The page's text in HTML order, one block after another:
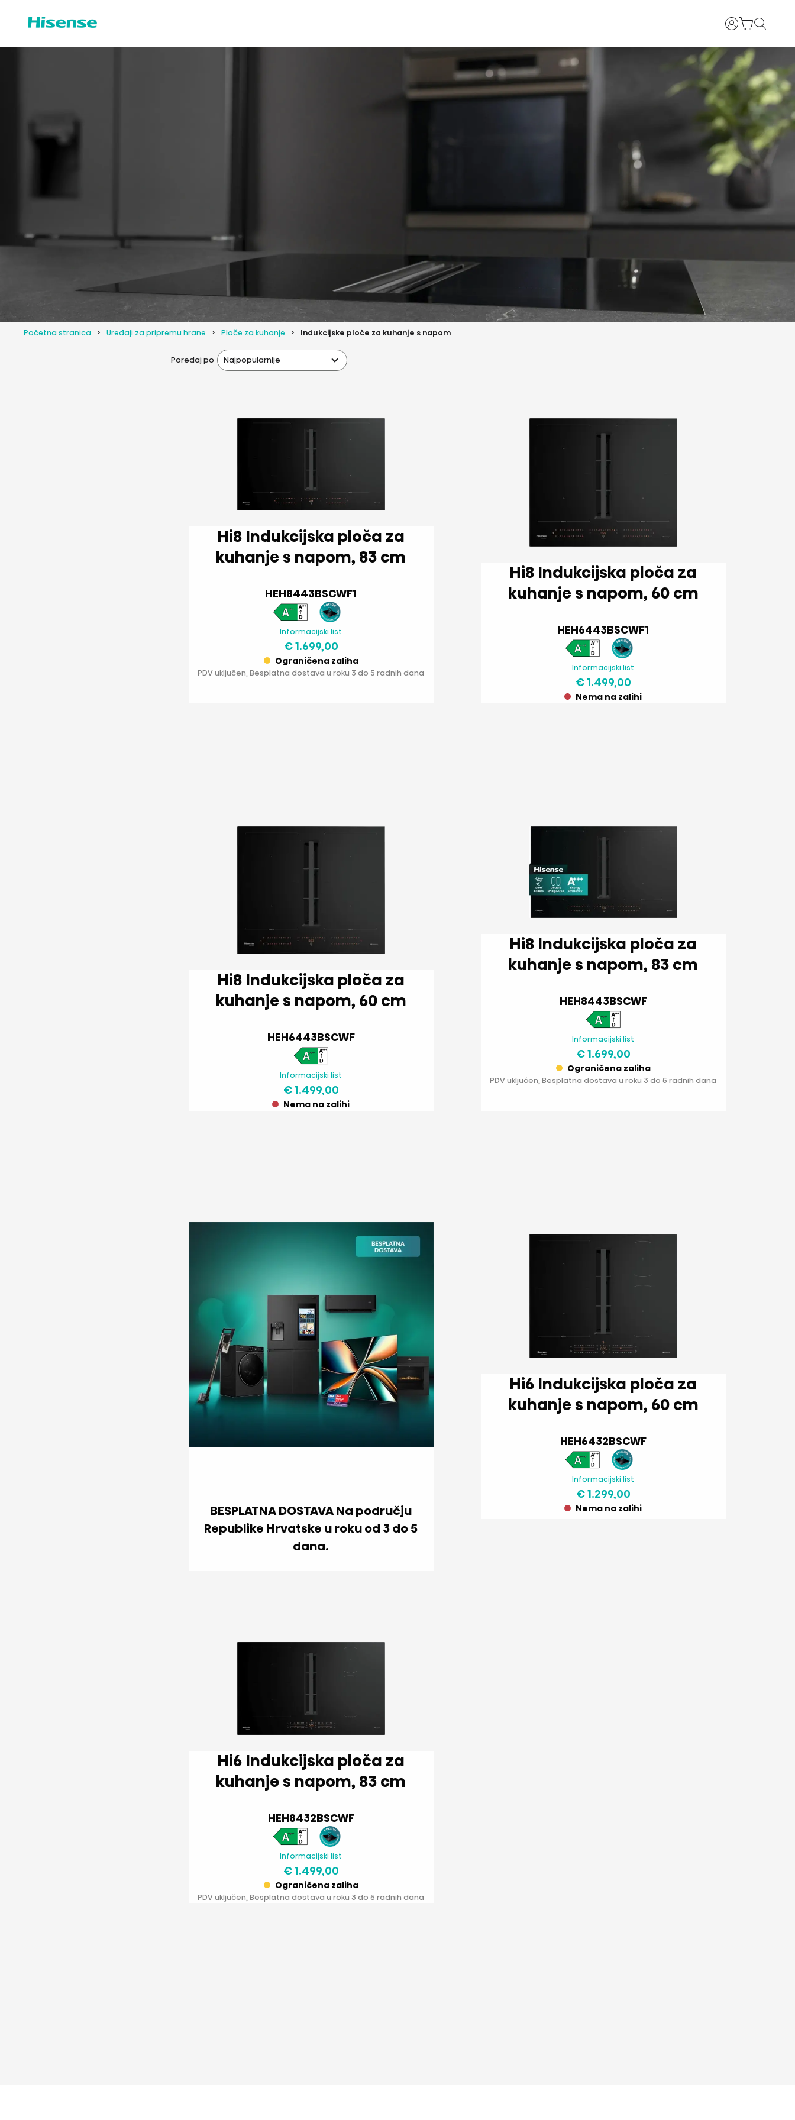
Prijava
Početna stranica Uređaji za pripremu hrane Ploče za kuhanje Indukcijske ploče za kuhanje s napom
Poredaj po Najpopularnije
Hi8 Indukcijska ploča za
kuhanje s napom, 83 cm
HEH8443BSCWF1
Informacijski list
€ 1.699,00
Ograničena zaliha
PDV uključen, Besplatna dostava u roku 3 do 5 radnih dana
Hi8 Indukcijska ploča za
kuhanje s napom, 60 cm
HEH6443BSCWF1
Informacijski list
€ 1.499,00
Nema na zalihi
Hi8 Indukcijska ploča za
kuhanje s napom, 60 cm
HEH6443BSCWF
Informacijski list
€ 1.499,00
Nema na zalihi
Hi8 Indukcijska ploča za
kuhanje s napom, 83 cm
HEH8443BSCWF
Informacijski list
€ 1.699,00
Ograničena zaliha
PDV uključen, Besplatna dostava u roku 3 do 5 radnih dana
BESPLATNA DOSTAVA Na području
Republike Hrvatske u roku od 3 do 5
dana.
Hi6 Indukcijska ploča za
kuhanje s napom, 60 cm
HEH6432BSCWF
Informacijski list
€ 1.299,00
Nema na zalihi
Hi6 Indukcijska ploča za
kuhanje s napom, 83 cm
HEH8432BSCWF
Informacijski list
€ 1.499,00
Ograničena zaliha
PDV uključen, Besplatna dostava u roku 3 do 5 radnih dana